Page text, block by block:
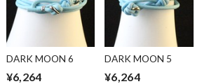
DARK MOON 6
¥6,264
DARK MOON 5
¥6,264